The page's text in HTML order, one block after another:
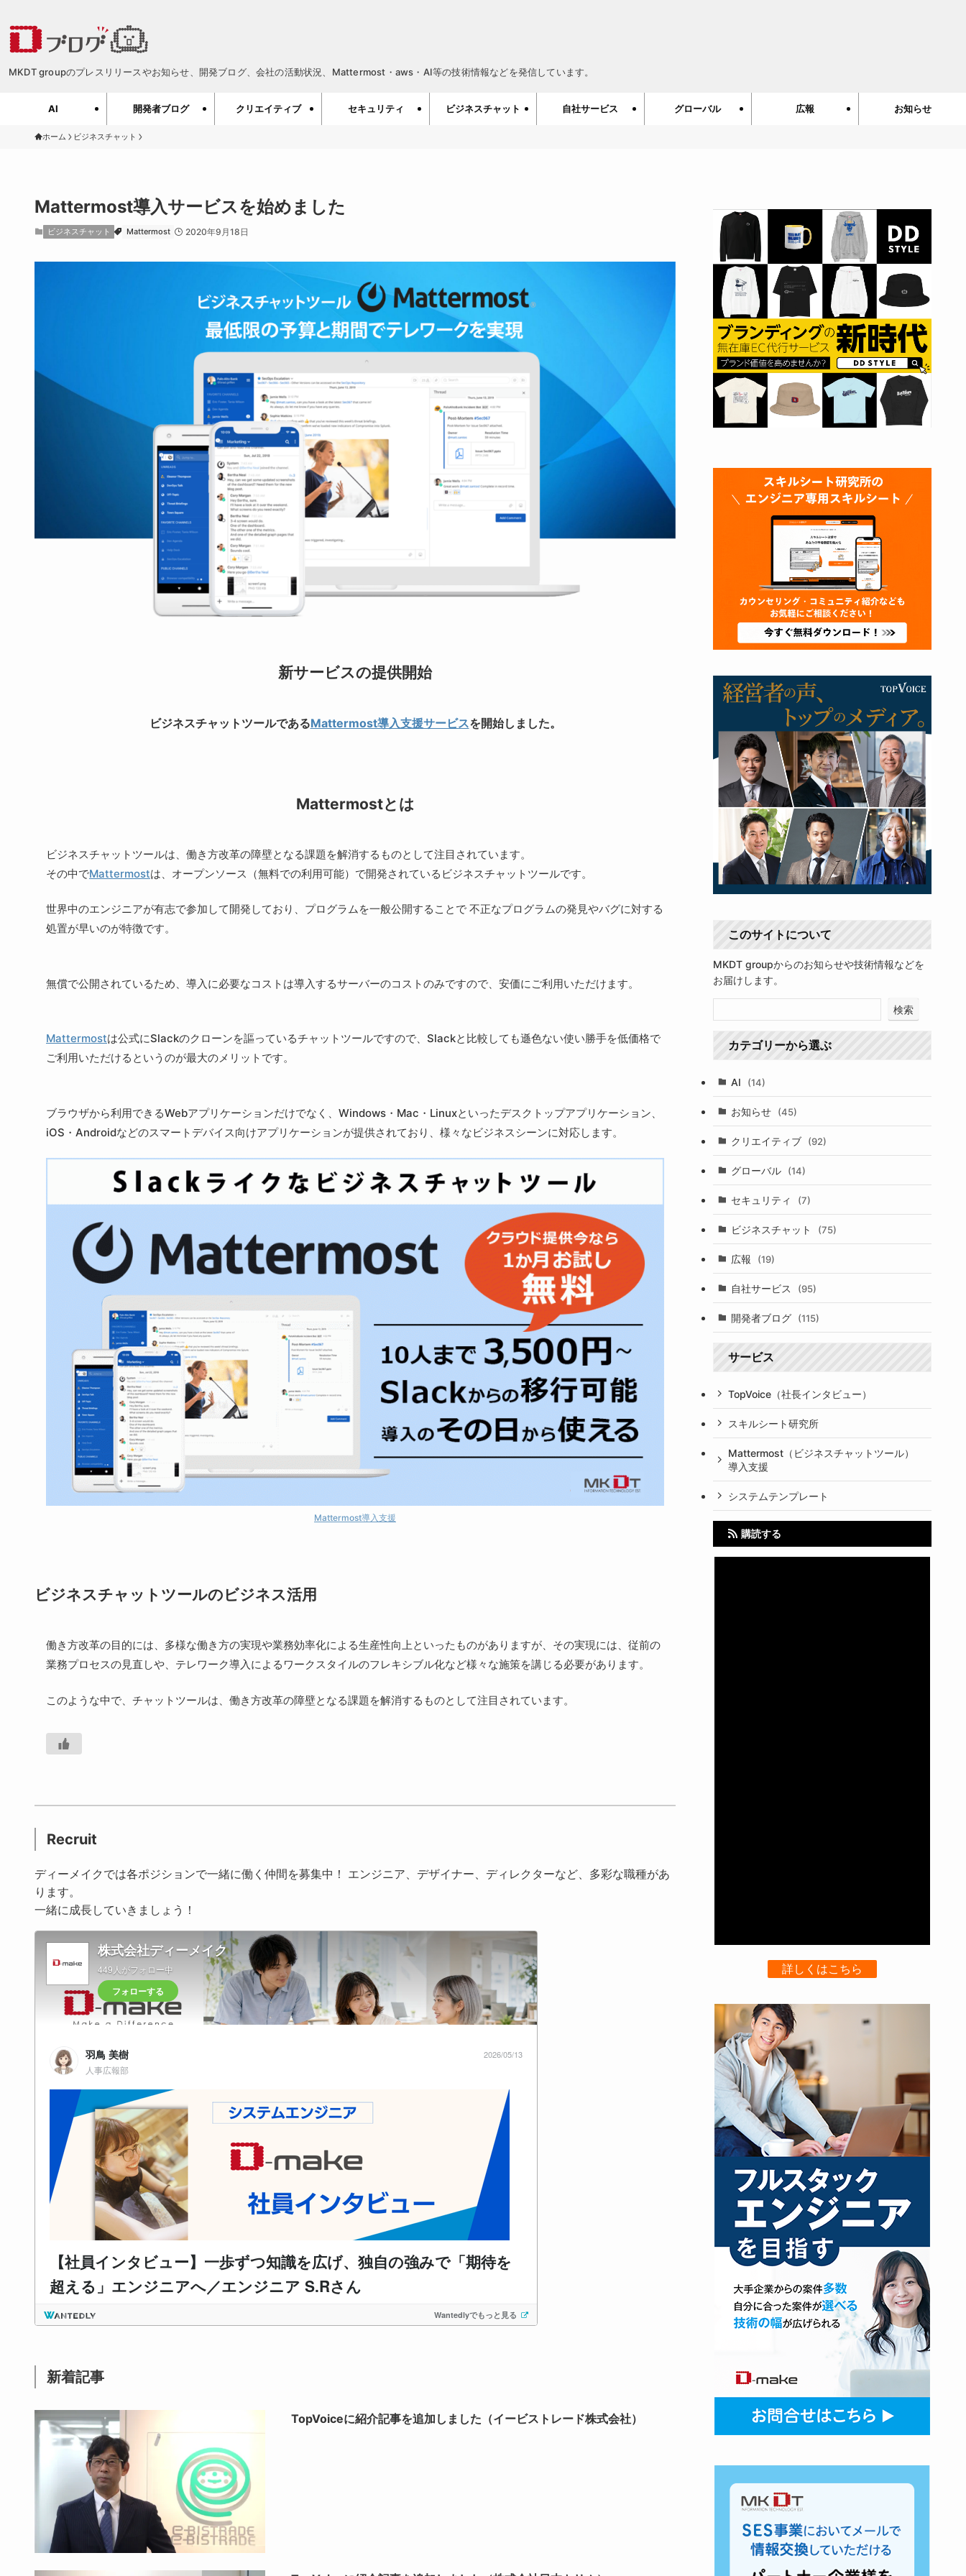
MKDT groupのプレスリリースやお知らせ、開発ブログ、会社の活動状況、Mattermost・aws・AI等の技術情報などを発信しています。
AI 開発者ブログ クリエイティブ セキュリティ ビジネスチャット 自社サービス グローバル 広報 お知らせ
ホーム ビジネスチャット
Mattermost導入サービスを始めました
ビジネスチャット Mattermost 2020年9月18日
新サービスの提供開始
ビジネスチャットツールであるMattermost導入支援サービスを開始しました。
Mattermostとは
ビジネスチャットツールは、働き方改革の障壁となる課題を解消するものとして注目されています。
その中でMattermostは、オープンソース（無料での利用可能）で開発されているビジネスチャットツールです。
世界中のエンジニアが有志で参加して開発しており、プログラムを一般公開することで 不正なプログラムの発見やバグに対する
処置が早いのが特徴です。
無償で公開されているため、導入に必要なコストは導入するサーバーのコストのみですので、安価にご利用いただけます。
Mattermostは公式にSlackのクローンを謳っているチャットツールですので、Slackと比較しても遜色ない使い勝手を低価格で
ご利用いただけるというのが最大のメリットです。
ブラウザから利用できるWebアプリケーションだけでなく、Windows・Mac・Linuxといったデスクトップアプリケーション、
iOS・Androidなどのスマートデバイス向けアプリケーションが提供されており、様々なビジネスシーンに対応します。
Mattermost導入支援
ビジネスチャットツールのビジネス活用
働き方改革の目的には、多様な働き方の実現や業務効率化による生産性向上といったものがありますが、その実現には、従前の
業務プロセスの見直しや、テレワーク導入によるワークスタイルのフレキシブル化など様々な施策を講じる必要があります。
このような中で、チャットツールは、働き方改革の障壁となる課題を解消するものとして注目されています。
Recruit
ディーメイクでは各ポジションで一緒に働く仲間を募集中！ エンジニア、デザイナー、ディレクターなど、多彩な職種があ
ります。
一緒に成長していきましょう！
新着記事
TopVoiceに紹介記事を追加しました（イービストレード株式会社）
このサイトについて
MKDT groupからのお知らせや技術情報などを
お届けします。
検索
カテゴリーから選ぶ
AI (14)
お知らせ (45)
クリエイティブ (92)
グローバル (14)
セキュリティ (7)
ビジネスチャット (75)
広報 (19)
自社サービス (95)
開発者ブログ (115)
サービス
TopVoice（社長インタビュー）
スキルシート研究所
Mattermost（ビジネスチャットツール）
導入支援
システムテンプレート
購読する
詳しくはこちら